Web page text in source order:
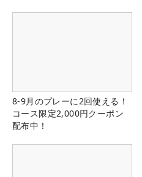
8-9月のプレーに2回使える！
コース限定2,000円クーポン
配布中！